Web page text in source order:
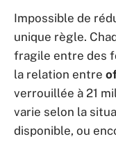
Impossible de
unique règle.
fragile entre des
la relation entre
verrouillée à 21
varie selon la
disponible, ou